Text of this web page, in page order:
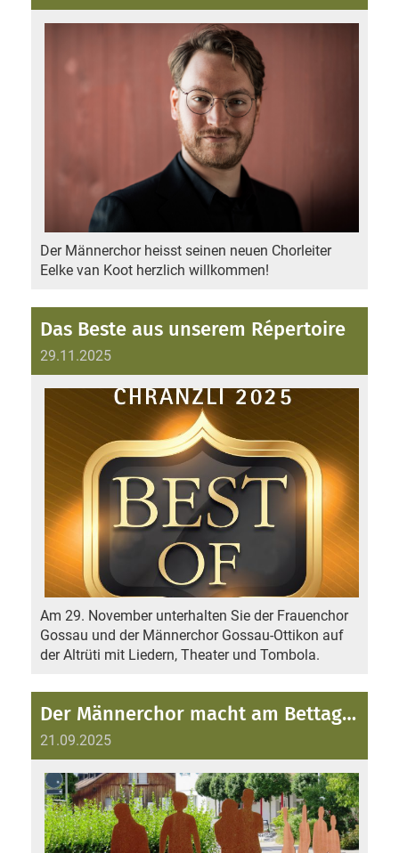
Der Männerchor heisst seinen neuen Chorleiter
Eelke van Koot herzlich willkommen!
Das Beste aus unserem Répertoire
29.11.2025
Am 29. November unterhalten Sie der Frauenchor
Gossau und der Männerchor Gossau-Ottikon auf
der Altrüti mit Liedern, Theater und Tombola.
Der Männerchor macht am Bettag mit
21.09.2025